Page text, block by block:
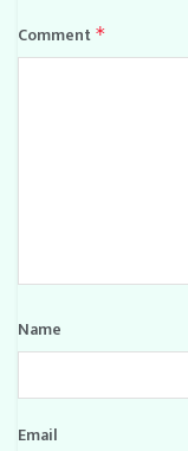
Comment *
Name
Email